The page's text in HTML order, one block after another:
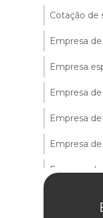
Cotação de
Empresa
Empresa
Empresa
Empresa
Empresa
Empresa